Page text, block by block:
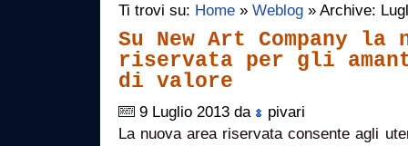
Ti trovi su: Home » Weblog » Archive:
Su New Art Company la
riservata per gli
di valore
9 Luglio 2013 da
pivari
La nuova area riservata consente agli